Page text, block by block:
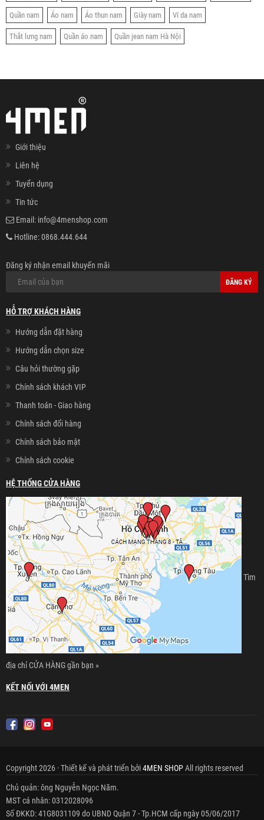
Quần nam Áo nam Áo thun nam Giày nam Ví da nam
Thắt lưng nam Quần áo nam Quần jean nam Hà Nội
Giới thiệu
Liên hệ
Tuyển dụng
Tin tức
Email: info@4menshop.com
Hotline:0868.444.644
Đăng ký nhận email khuyến mãi
ĐĂNG KÝ
HỖ TRỢ KHÁCH HÀNG
Hướng dẫn đặt hàng
Hướng dẫn chọn size
Câu hỏi thường gặp
Chính sách khách VIP
Thanh toán - Giao hàng
Chính sách đổi hàng
Chính sách bảo mật
Chính sách cookie
HỆ THỐNG CỬA HÀNG
Tìm
địa chỉ CỬA HÀNG gần bạn »
KẾT NỐI VỚI 4MEN
Copyright 2026 · Thiết kế và phát triển bởi4MEN SHOPAll rights reserved
Chủ quản: ông Nguyễn Ngọc Năm.
MST cá nhân: 0312028096
Số ĐKKD: 41G8031109 do UBND Quận 7 - Tp.HCM cấp ngày 05/06/2017